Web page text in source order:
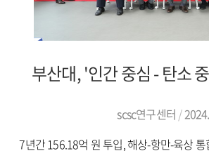
기대하고 있다
산업에서 시계열 데이터 활용을 어렵게
SDEs(Stochastic Differential
방법론'을 개발했다. 데이터 드리프트가
있는 시계열 뉴럴 SDEs 모델 설계 방법론
이론값의 차)를 학습하도록 만든 인공 신
SDEs 모델(Langevin-type SDE, Linear
scsc연구센터
7년간 156.18억 원 투입, 해상-항만-육상